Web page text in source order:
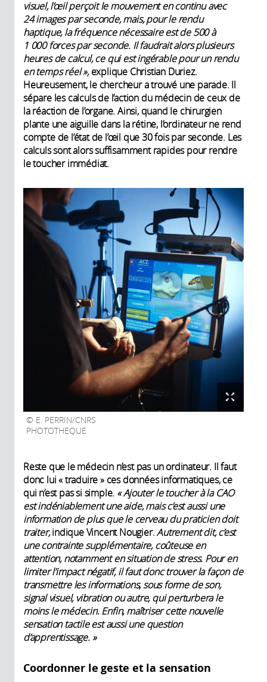
visuel, l’œil perçoit le mouvement en continu avec
24 images par seconde, mais, pour le rendu
haptique, la fréquence nécessaire est de 500 à
1 000 forces par seconde. Il faudrait alors plusieurs
heures de calcul, ce qui est ingérable pour un rendu
en temps réel »,explique Christian Duriez.
Heureusement, le chercheur a trouvé une parade. Il
sépare les calculs de l’action du médecin de ceux de
la réaction de l’organe. Ainsi, quand le chirurgien
plante une aiguille dans la rétine, l’ordinateur ne rend
compte de l’état de l’œil que 30 fois par seconde. Les
calculs sont alors suffisamment rapides pour rendre
le toucher immédiat.
E. PERRIN/CNRS
PHOTOTHEQUE
Reste que le médecin n’est pas un ordinateur. Il faut
donc lui « traduire » ces données informatiques, ce
qui n’est pas si simple. « Ajouter le toucher à la CAO
est indéniablement une aide, mais c’est aussi une
information de plus que le cerveau du praticien doit
traiter,indique Vincent Nougier.Autrement dit, c’est
une contrainte supplémentaire, coûteuse en
attention, notamment en situation de stress. Pour en
limiter l’impact négatif, il faut donc trouver la façon de
transmettre les informations, sous forme de son,
signal visuel, vibration ou autre, qui perturbera le
moins le médecin. Enfin, maîtriser cette nouvelle
sensation tactile est aussi une question
d’apprentissage. »
Coordonner le geste et la sensation